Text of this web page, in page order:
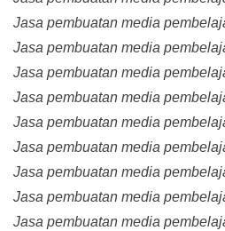
Jasa pembuatan media
Jasa pembuatan media
Jasa pembuatan media
Jasa pembuatan media
Jasa pembuatan media
Jasa pembuatan media
Jasa pembuatan media
Jasa pembuatan media
Jasa pembuatan media